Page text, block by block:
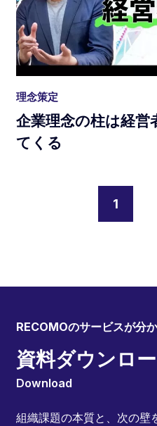
理念策定
企業理念の柱は経営
てくる
1
RECOMOのサービスが分
資料ダウンロ
Download
組織課題の本質と、次の壁